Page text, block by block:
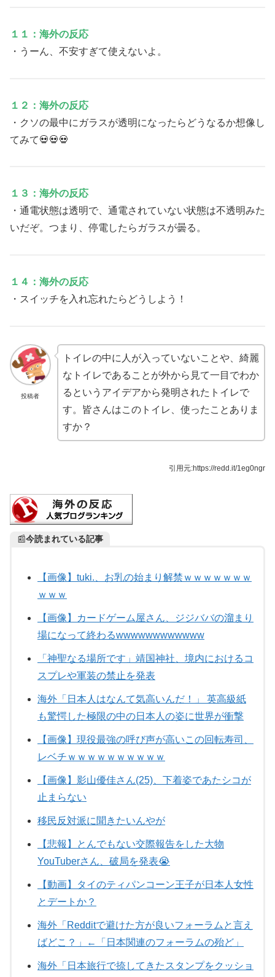
１１：海外の反応
・うーん、不安すぎて使えないよ。
１２：海外の反応
・クソの最中にガラスが透明になったらどうなるか想像し
てみて💀💀💀
１３：海外の反応
・通電状態は透明で、通電されていない状態は不透明みた
いだぞ。つまり、停電したらガラスが曇る。
１４：海外の反応
・スイッチを入れ忘れたらどうしよう！
投稿者
トイレの中に人が入っていないことや、綺麗
なトイレであることが外から見て一目でわか
るというアイデアから発明されたトイレで
す。皆さんはこのトイレ、使ったことありま
すか？
引用元:https://redd.it/1eg0ngr
📰今読まれている記事
【画像】tuki.、お乳の始まり解禁ｗｗｗｗｗｗｗ
ｗｗｗ
【画像】カードゲーム屋さん、ジジババの溜まり
場になって終わるwwwwwwwwwwww
「神聖なる場所です」靖国神社、境内におけるコ
スプレや軍装の禁止を発表
海外「日本人はなんて気高いんだ！」 英高級紙
も驚愕した極限の中の日本人の姿に世界が衝撃
【画像】現役最強の呼び声が高いこの回転寿司、
レベチｗｗｗｗｗｗｗｗｗｗ
【画像】影山優佳さん(25)、下着姿であたシコが
止まらない
移民反対派に聞きたいんやが
【悲報】とんでもない交際報告をした大物
YouTuberさん、破局を発表😭
【動画】タイのティパンコーン王子が日本人女性
とデートか？
海外「Redditで避けた方が良いフォーラムと言え
ばどこ？」←「日本関連のフォーラムの殆ど」
海外「日本旅行で捺してきたスタンプをクッショ